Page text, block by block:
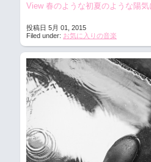
View 春のような初夏のような陽
投稿日 5月 01, 2015
Filed under: お気に入りの音楽